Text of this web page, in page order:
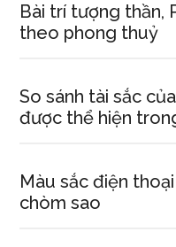
Bài trí tượng thần,
theo phong thuỷ
So sánh tài sắc
được thể hiện
Màu sắc điện
chòm sao